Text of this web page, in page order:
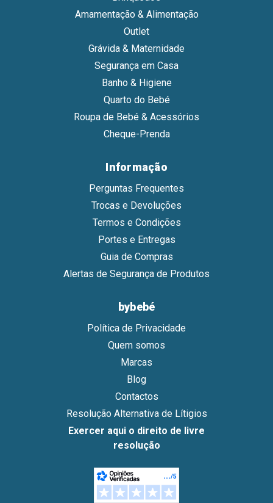
Amamentação & Alimentação
Outlet
Grávida & Maternidade
Segurança em Casa
Banho & Higiene
Quarto do Bebé
Roupa de Bebé & Acessórios
Cheque-Prenda
Informação
Perguntas Frequentes
Trocas e Devoluções
Termos e Condições
Portes e Entregas
Guia de Compras
Alertas de Segurança de Produtos
bybebé
Política de Privacidade
Quem somos
Marcas
Blog
Contactos
Resolução Alternativa de Lítigios
Exercer aqui o direito de livre
resolução